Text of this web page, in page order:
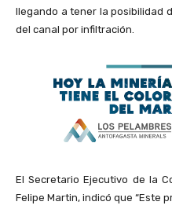
llegando a tener la posibilidad
del canal por infiltración.
El Secretario Ejecutivo de la
Felipe Martin, indicó que “Este